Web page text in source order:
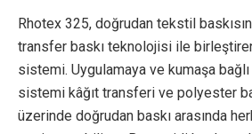
Rhotex 325, doğrudan tekstil
transfer baskı teknolojisi ile
sistemi. Uygulamaya ve kumaşa
sistemi kâğıt transferi ve polyester
üzerinde doğrudan baskı arasında